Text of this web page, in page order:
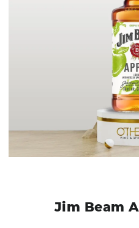
Jim Beam